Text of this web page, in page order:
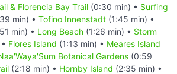
& Florencia Bay Trail (0:30 min) • Surfing
min) • Tofino Innenstadt (1:45 min) •
min) • Long Beach (1:26 min) • Storm
Flores Island (1:13 min) • Meares Island
Botanical Gardens (0:59
(2:18 min) • Hornby Island (2:35 min) •